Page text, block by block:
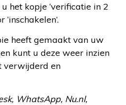
het kopje ‘verificatie in 2
‘inschakelen’.
heeft gemaakt van uw
kunt u deze weer inzien
verwijderd en
WhatsApp, Nu.nl,